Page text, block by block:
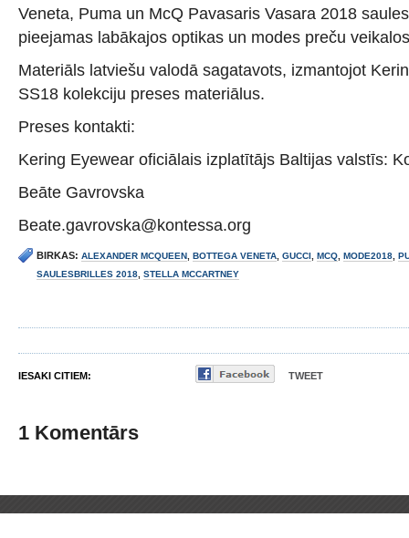
Veneta, Puma un McQ Pavasaris Vasara 2018
pieejamas labākajos optikas un modes preču
Materiāls latviešu valodā sagatavots, izmantojot
SS18 kolekciju preses materiālus.
Preses kontakti:
Kering Eyewear oficiālais izplatītājs Baltijas valstīs:
Beāte Gavrovska
Beate.gavrovska@kontessa.org
BIRKAS: ALEXANDER MCQUEEN BOTTEGA VENETA GUCCI MCQ MODE2018
SAULESBRILLES 2018 STELLA MCCARTNEY
IESAKI CITIEM: TWEET
1 Komentārs